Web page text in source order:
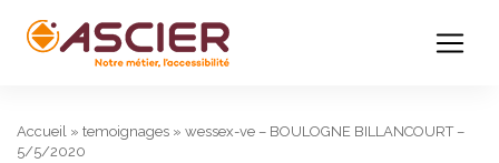
Accueil » temoignages » wessex-ve – BOULOGNE BILLANCOURT –
5/5/2020